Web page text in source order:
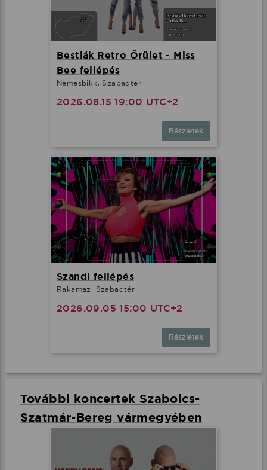
Bestiák Retro Őrület - Miss
Bee fellépés
Nemesbikk, Szabadtér
2026.08.15 19:00 UTC+2
Részletek
Szandi fellépés
Rakamaz, Szabadtér
2026.09.05 15:00 UTC+2
Részletek
További koncertek Szabolcs-
Szatmár-Bereg vármegyében